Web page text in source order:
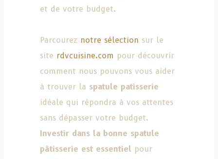
et de votre budget.
Parcourez notre sélection sur le
site rdvcuisine.com pour découvrir
comment nous pouvons vous aider
à trouver la spatule patisserie
idéale qui répondra à vos attentes
sans dépasser votre budget.
Investir dans la bonne spatule
pâtisserie est essentiel pour